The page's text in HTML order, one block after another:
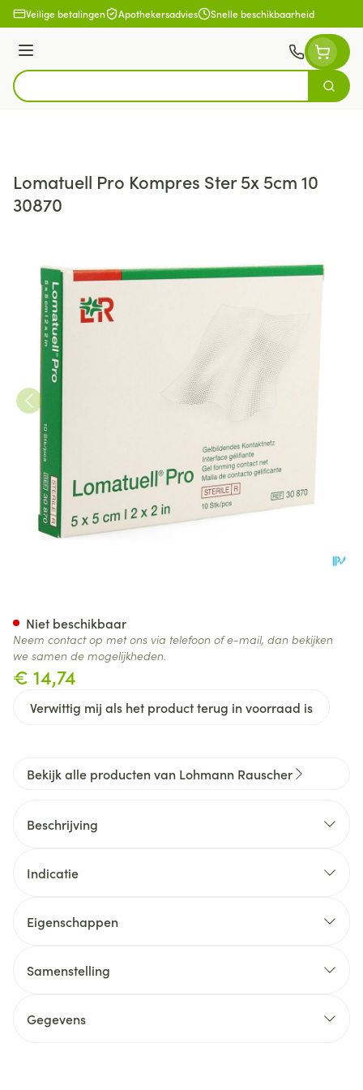
Ga naar de inhoud
Veilige betalingen Apothekersadvies Snelle beschikbaarheid
Menu
Product, merk, categorie...
Zoek
Lomatuell Pro Kompres Ster 5x 5cm 10
30870
€ 14,74
Verwittig mij als het product terug in voorraad is
Niet beschikbaar
Neem contact op met ons via telefoon of e-mail, dan bekijken
we samen de mogelijkheden.
Bekijk alle producten van Lohmann Rauscher
Beschrijving
Indicatie
Eigenschappen
Samenstelling
Gegevens